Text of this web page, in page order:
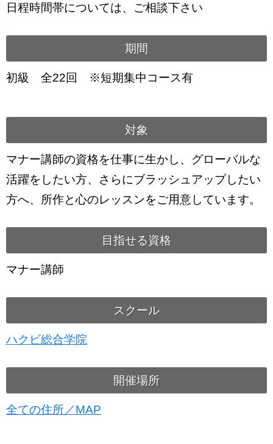
日程時間帯については、ご相談下さい
期間
初級 全22回 ※短期集中コース有
対象
マナー講師の資格を仕事に生かし、グローバルな
活躍をしたい方、さらにブラッシュアップしたい
方へ、所作と心のレッスンをご用意しています。
目指せる資格
マナー講師
スクール
ハクビ総合学院
開催場所
全ての住所／MAP